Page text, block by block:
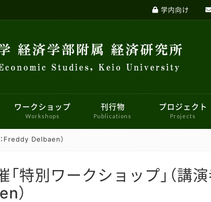
学内向け
パネルデータ設計・解析センター
ワークショップ
Workshops
刊行物
Publications
プロジェクト
Projects
会員向け情報
Freddy Delbaen）
「特別ワークショップ」（講
）